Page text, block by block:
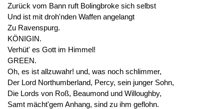
Zurück vom Bann ruft Bolingbroke sich selbst
Und ist mit droh'nden Waffen angelangt
Zu Ravenspurg.
KÖNIGIN.
Verhüt' es Gott im Himmel!
GREEN.
Oh, es ist allzuwahr! und, was noch schlimmer,
Der Lord Northumberland, Percy, sein junger Sohn,
Die Lords von Roß, Beaumond und Willoughby,
Samt mächt'gem Anhang, sind zu ihm geflohn.